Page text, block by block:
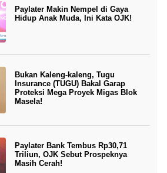
Paylater Makin Nempel di Gaya
Hidup Anak Muda, Ini Kata OJK!
Bukan Kaleng-kaleng, Tugu
Insurance (TUGU) Bakal Garap
Proteksi Mega Proyek Migas Blok
Masela!
Paylater Bank Tembus Rp30,71
Triliun, OJK Sebut Prospeknya
Masih Cerah!